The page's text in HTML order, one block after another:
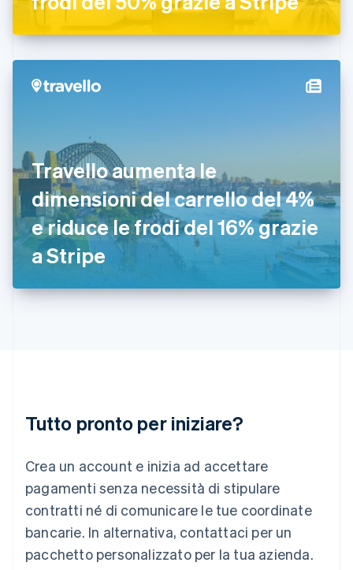
Travello aumenta le
dimensioni del carrello del 4%
e riduce le frodi del 16% grazie
a Stripe
Tutto pronto per iniziare?
Crea un account e inizia ad accettare
pagamenti senza necessità di stipulare
contratti né di comunicare le tue coordinate
bancarie. In alternativa, contattaci per un
pacchetto personalizzato per la tua azienda.
Germania
日本語English
Gibilterra
English
India
English
Irlanda
English
Italia
ItalianoEnglish
Lettonia
Liechtenstein
Malta
English
EspañolEnglish
Norvegia
English
Nuova Zelanda
English
NederlandsEnglish